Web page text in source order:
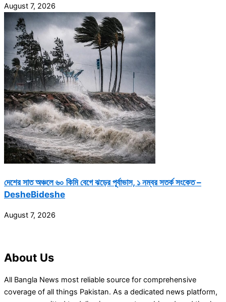
August 7, 2026
দেশের সাত অঞ্চলে ৬০ কিমি বেগে ঝড়ের পূর্বাভাস, ১ নম্বর সতর্ক সংকেত –
DesheBideshe
August 7, 2026
About Us
All Bangla News most reliable source for comprehensive
coverage of all things Pakistan. As a dedicated news platform,